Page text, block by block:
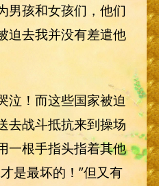
男孩和女孩们，他们
迫去我并没有差遣他
泣！而这些国家被迫
去战斗抵抗来到操场
一根手指头指着其他
是最坏的！”但又有